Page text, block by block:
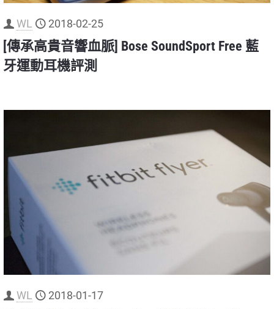
WL 2018-02-25
[傳承高貴音響血脈] Bose SoundSport Free 藍
牙運動耳機評測
WL 2018-01-17